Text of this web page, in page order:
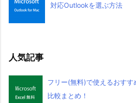
対応Outlookを選ぶ方法
人気記事
フリー(無料)で使えるおすす
比較まとめ！